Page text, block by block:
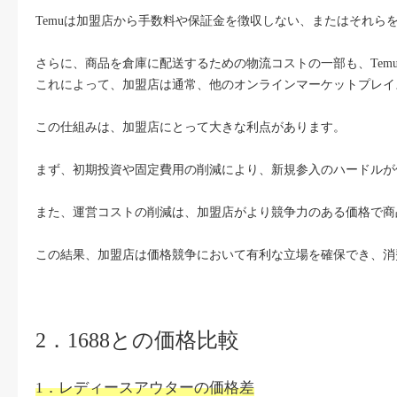
Temuは加盟店から手数料や保証金を徴収しない、またはそれら
さらに、商品を倉庫に配送するための物流コストの一部も、
これによって、加盟店は通常、他のオンラインマーケットプレ
この仕組みは、加盟店にとって大きな利点があります。
まず、初期投資や固定費用の削減により、新規参入のハードル
また、運営コストの削減は、加盟店がより競争力のある価格で
この結果、加盟店は価格競争において有利な立場を確保でき、
2．1688との価格比較
1．レディースアウターの価格差